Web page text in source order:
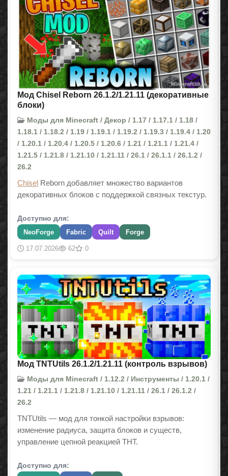
Мод Chisel Reborn 26.1.2/1.21.11 (декоративные
блоки)
Моды для Minecraft / Декор / 1.17 / 1.17.1 / 1.18 /
1.18.1 / 1.18.2 / 1.19 / 1.19.1 / 1.19.2 / 1.19.3 / 1.19.4 / 1.20
/ 1.20.1 / 1.20.4 / 1.20.5 / 1.20.6 / 1.21 / 1.21.1 / 1.21.4 /
1.21.5 / 1.21.8 / 1.21.10 / 1.21.11 / 26.1 / 26.1.1 / 26.1.2 /
26.2
Chisel Reborn добавляет множество вариантов
декоративных блоков с поддержкой связных текстур.
Доступно для:
NeoForge Fabric Quilt Forge
17.07.2026 62 0
Мод TNTUtils 26.1.2/1.21.11 (контроль взрывов)
Моды для Minecraft / 1.12.2 / Инструменты / 1.20.1 /
1.21 / 1.21.1 / 1.21.8 / 1.21.10 / 1.21.11 / 26.1 / 26.1.2 /
26.2
TNTUtils — мод для тонкой настройки взрывов:
изменение радиуса, защита блоков и существ,
управление цепной реакцией ТНТ.
Доступно для: